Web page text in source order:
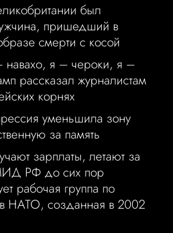
был
пришедший в
смерти с косой
навахо, я – чероки, я –
рассказал журналистам
корнях
уменьшила зону
за память
зарплаты, летают за
РФ до сих пор
рабочая группа по
НАТО, созданная в 2002